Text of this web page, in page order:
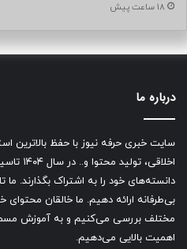
18 ساعت پیش
درباره ما
سایت خبری حرفه نیوز با حفظ بالاترین
دانسته‌های خود را به اشتراک بگذارند.
بی‌طرفانه ارائه دهیم. ما خالقان
مختلف بررسی می‌کنیم و به آموزش
اهمیت بالایی می‌دهیم.